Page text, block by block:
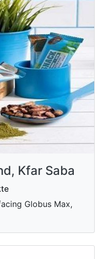
Kfar Saba
Globus Max,